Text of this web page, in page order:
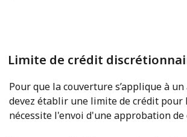
Limite de crédit
Pour que la couverture s’applique à un
devez établir une limite de crédit pour
nécessite l'envoi d'une approbation de